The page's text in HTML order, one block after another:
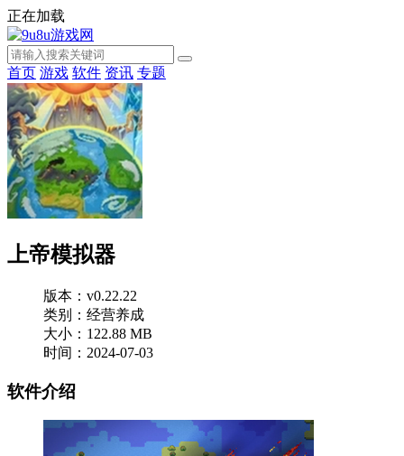
正在加载
首页 游戏 软件 资讯 专题
上帝模拟器
版本：v0.22.22
类别：经营养成
大小：122.88 MB
时间：2024-07-03
软件介绍